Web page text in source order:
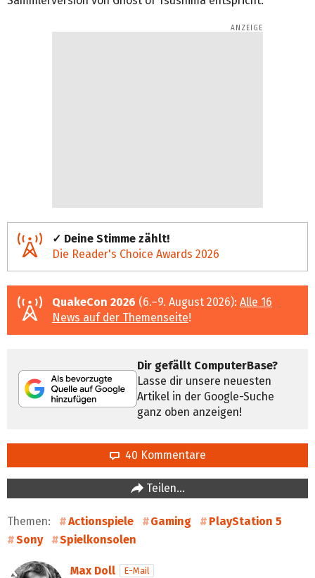
✓ Deine Stimme zählt!
Die Reader's Choice Awards 2026
QuakeCon 2026 (6.–9. August 2026): Alle 16
News auf der Themenseite!
Dir gefällt ComputerBase?
Lasse dir unsere neuesten
Artikel in der Google-Suche
ganz oben anzeigen!
40 Kommentare
Teilen…
Themen: Actionspiele Gaming
PlayStation 5
Sony
Spielkonsolen
Max Doll
E-Mail